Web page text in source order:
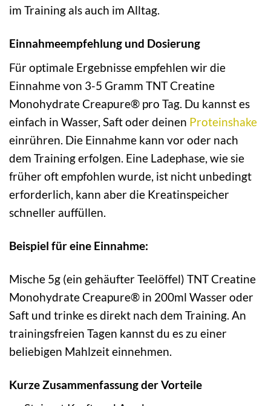
im Training als auch im Alltag.
Einnahmeempfehlung und Dosierung
Für optimale Ergebnisse empfehlen wir die
Einnahme von 3-5 Gramm TNT Creatine
Monohydrate Creapure® pro Tag. Du kannst es
einfach in Wasser, Saft oder deinen Proteinshake
einrühren. Die Einnahme kann vor oder nach
dem Training erfolgen. Eine Ladephase, wie sie
früher oft empfohlen wurde, ist nicht unbedingt
erforderlich, kann aber die Kreatinspeicher
schneller auffüllen.
Beispiel für eine Einnahme:
Mische 5g (ein gehäufter Teelöffel) TNT Creatine
Monohydrate Creapure® in 200ml Wasser oder
Saft und trinke es direkt nach dem Training. An
trainingsfreien Tagen kannst du es zu einer
beliebigen Mahlzeit einnehmen.
Kurze Zusammenfassung der Vorteile